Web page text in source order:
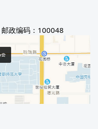
邮政编码：100048